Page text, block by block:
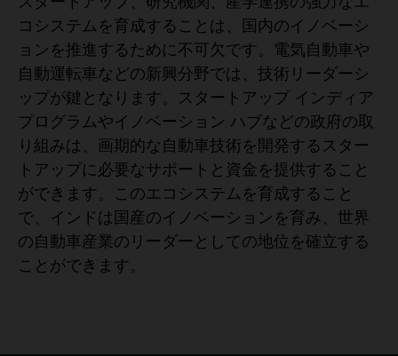
コシステムを育成することは、国内のイノベーシ
ョンを推進するために不可欠です。電気自動車や
自動運転車などの新興分野では、技術リーダーシ
ップが鍵となります。スタートアップ インディア
プログラムやイノベーション ハブなどの政府の取
り組みは、画期的な自動車技術を開発するスター
トアップに必要なサポートと資金を提供すること
ができます。このエコシステムを育成すること
で、インドは国産のイノベーションを育み、世界
の自動車産業のリーダーとしての地位を確立する
ことができます。